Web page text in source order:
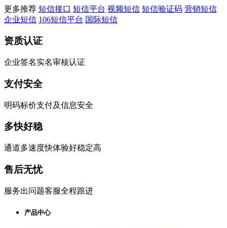
更多推荐 短信接口 短信平台 视频短信 短信验证码 营销短信
企业短信 106短信平台 国际短信
资质认证
企业签名实名审核认证
支付安全
明码标价支付及信息安全
多快好稳
通道多速度快体验好稳定高
售后无忧
服务出问题客服全程跟进
产品中心